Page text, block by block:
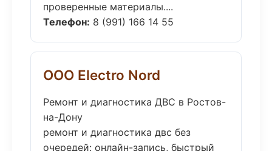
проверенные материалы....
Телефон: 8 (991) 166 14 55
ООО Electro Nord
Ремонт и диагностика ДВС в Ростов-
на-Дону
ремонт и диагностика двс без
очередей: онлайн-запись, быстрый